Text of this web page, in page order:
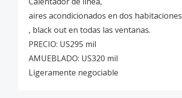
aires acondicionados en dos habitaciones
, black out en todas las ventanas.
PRECIO: US295 mil
AMUEBLADO: US320 mil
Ligeramente negociable